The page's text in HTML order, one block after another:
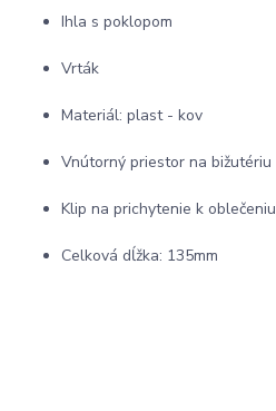
Ihla s poklopom
Vrták
Materiál: plast - kov
Vnútorný priestor na bižutériu
Klip na prichytenie k oblečeniu
Celková dĺžka: 135mm